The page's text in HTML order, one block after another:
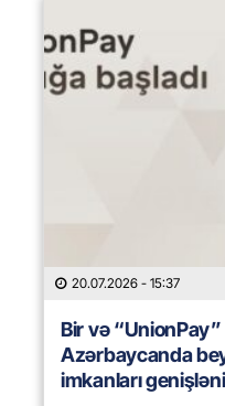
20.07.2026 - 15:37
Bir və “UnionPay”
Azərbaycanda
imkanları